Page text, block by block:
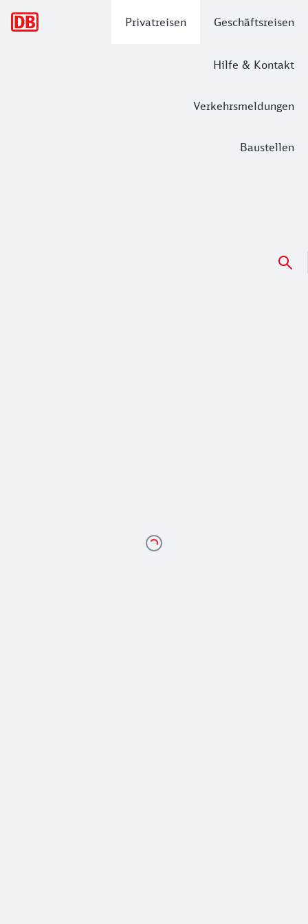
Privatreisen Geschäftsreisen
Hilfe & Kontakt
Verkehrsmeldungen
Baustellen